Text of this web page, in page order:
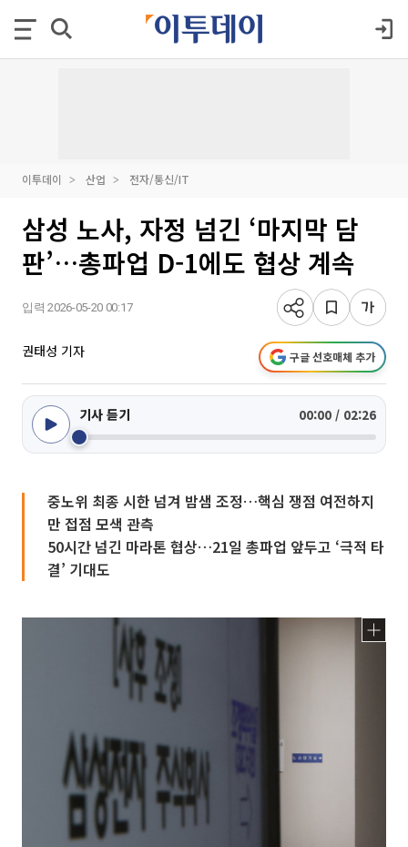
이투데이 산업 전자/통신/IT
삼성 노사, 자정 넘긴 ‘마지막 담
판’…총파업 D-1에도 협상 계속
입력 2026-05-20 00:17
권태성 기자 구글 선호매체 추가
기사 듣기 00:00 / 02:26
중노위 최종 시한 넘겨 밤샘 조정…핵심 쟁점 여전하지
만 접점 모색 관측
50시간 넘긴 마라톤 협상…21일 총파업 앞두고 ‘극적 타
결’ 기대도